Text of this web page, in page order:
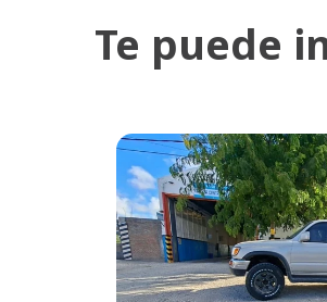
Te puede